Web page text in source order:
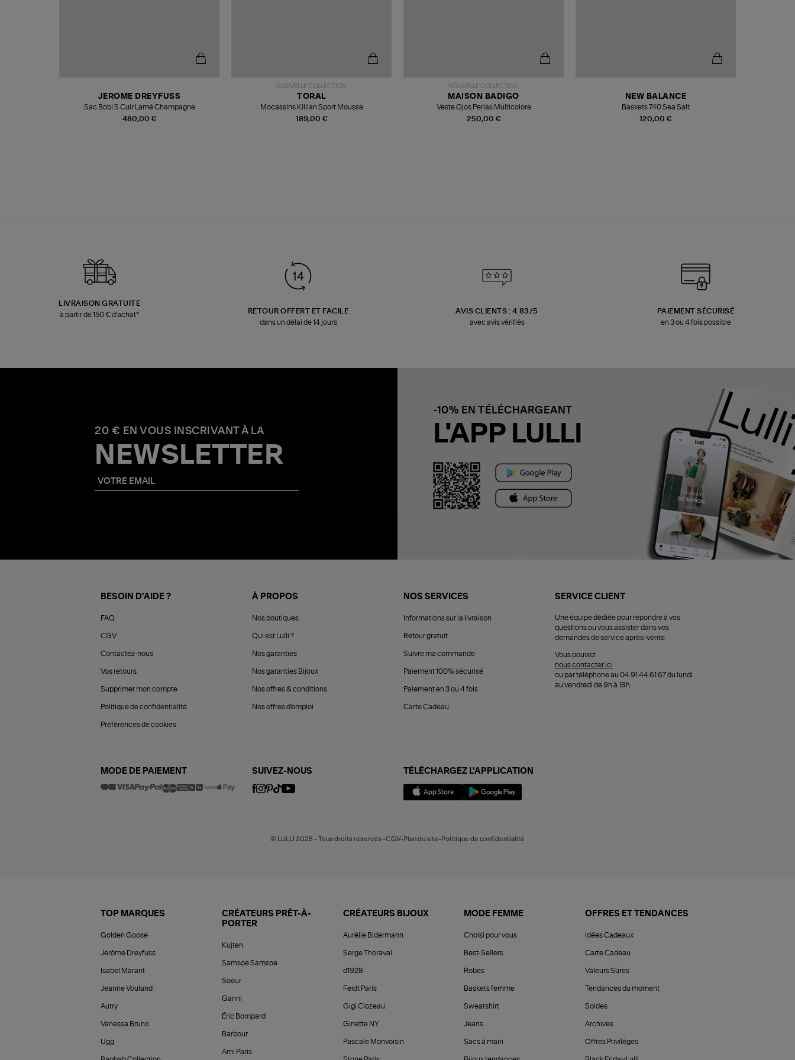
480,00 €
JEROME DREYFUSS
Sac Bobi S Cuir Lamé Champagne
NOUVELLE COLLECTION
189,00 €
TORAL
Mocassins Killian Sport Mousse
NOUVELLE COLLECTION
250,00 €
MAISON BADIGO
Veste Ojos Perlas Multicolore
120,00 €
NEW BALANCE
Baskets 740 Sea Salt
LIVRAISON GRATUITE
à partir de 150 € d'achat*
RETOUR OFFERT ET FACILE
dans un délai de 14 jours
AVIS CLIENTS : 4.83/5
avec avis vérifiés
PAIEMENT SÉCURISÉ
en 3 ou 4 fois possible
20 € EN VOUS INSCRIVANT À LA
NEWSLETTER
-10% EN TÉLÉCHARGEANT
L'APP LULLI
BESOIN D'AIDE ?
FAQ
CGV
Contactez-nous
Vos retours
Supprimer mon compte
Politique de confidentialité
Préférences de cookies
À PROPOS
Nos boutiques
Qui est Lulli ?
Nos garanties
Nos garanties Bijoux
Nos offres & conditions
Nos offres d'emploi
NOS SERVICES
Informations sur la livraison
Retour gratuit
Suivre ma commande
Paiement 100% sécurisé
Paiement en 3 ou 4 fois
Carte Cadeau
SERVICE CLIENT
Une équipe dédiée pour répondre à vos
questions ou vous assister dans vos
demandes de service après-vente.
Vous pouvez
nous contacter ici
ou par téléphone au 04 91 44 61 67 du lundi
au vendredi de 9h à 18h.
MODE DE PAIEMENT SUIVEZ-NOUS TÉLÉCHARGEZ L'APPLICATION
© LULLI 2025 - Tous droits réservés -CGV-Plan du site-Politique de confidentialité
TOP MARQUES
Golden Goose
Jérôme Dreyfuss
Isabel Marant
Jeanne Vouland
Autry
Vanessa Bruno
Ugg
CRÉATEURS PRÊT-À-
PORTER
Kujten
Samsoe Samsoe
Soeur
Ganni
Éric Bompard
Barbour
Ami Paris
CRÉATEURS BIJOUX
Aurélie Bidermann
Serge Thoraval
d1928
Feidt Paris
Gigi Clozeau
Ginette NY
Pascale Monvoisin
MODE FEMME
Choisi pour vous
Best-Sellers
Robes
Baskets femme
Sweatshirt
Jeans
Sacs à main
OFFRES ET TENDANCES
Idées Cadeaux
Carte Cadeau
Valeurs Sûres
Tendances du moment
Soldes
Archives
Offres Privilèges